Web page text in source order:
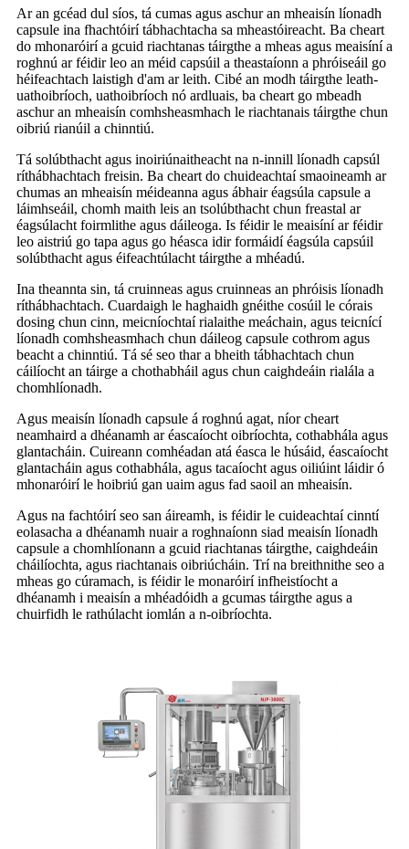
Ar an gcéad dul síos, tá cumas agus aschur an mheaisín líonadh
capsule ina fhachtóirí tábhachtacha sa mheastóireacht. Ba cheart
do mhonaróirí a gcuid riachtanas táirgthe a mheas agus meaisíní a
roghnú ar féidir leo an méid capsúil a theastaíonn a phróiseáil go
héifeachtach laistigh d'am ar leith. Cibé an modh táirgthe leath-
uathoibríoch, uathoibríoch nó ardluais, ba cheart go mbeadh
aschur an mheaisín comhsheasmhach le riachtanais táirgthe chun
oibriú rianúil a chinntiú.
Tá solúbthacht agus inoiriúnaitheacht na n-innill líonadh capsúl
ríthábhachtach freisin. Ba cheart do chuideachtaí smaoineamh ar
chumas an mheaisín méideanna agus ábhair éagsúla capsule a
láimhseáil, chomh maith leis an tsolúbthacht chun freastal ar
éagsúlacht foirmlithe agus dáileoga. Is féidir le meaisíní ar féidir
leo aistriú go tapa agus go héasca idir formáidí éagsúla capsúil
solúbthacht agus éifeachtúlacht táirgthe a mhéadú.
Ina theannta sin, tá cruinneas agus cruinneas an phróisis líonadh
ríthábhachtach. Cuardaigh le haghaidh gnéithe cosúil le córais
dosing chun cinn, meicníochtaí rialaithe meáchain, agus teicnící
líonadh comhsheasmhach chun dáileog capsule cothrom agus
beacht a chinntiú. Tá sé seo thar a bheith tábhachtach chun
cáilíocht an táirge a chothabháil agus chun caighdeáin rialála a
chomhlíonadh.
Agus meaisín líonadh capsule á roghnú agat, níor cheart
neamhaird a dhéanamh ar éascaíocht oibríochta, cothabhála agus
glantacháin. Cuireann comhéadan atá éasca le húsáid, éascaíocht
glantacháin agus cothabhála, agus tacaíocht agus oiliúint láidir ó
mhonaróirí le hoibriú gan uaim agus fad saoil an mheaisín.
Agus na fachtóirí seo san áireamh, is féidir le cuideachtaí cinntí
eolasacha a dhéanamh nuair a roghnaíonn siad meaisín líonadh
capsule a chomhlíonann a gcuid riachtanas táirgthe, caighdeáin
cháilíochta, agus riachtanais oibriúcháin. Trí na breithnithe seo a
mheas go cúramach, is féidir le monaróirí infheistíocht a
dhéanamh i meaisín a mhéadóidh a gcumas táirgthe agus a
chuirfidh le rathúlacht iomlán a n-oibríochta.